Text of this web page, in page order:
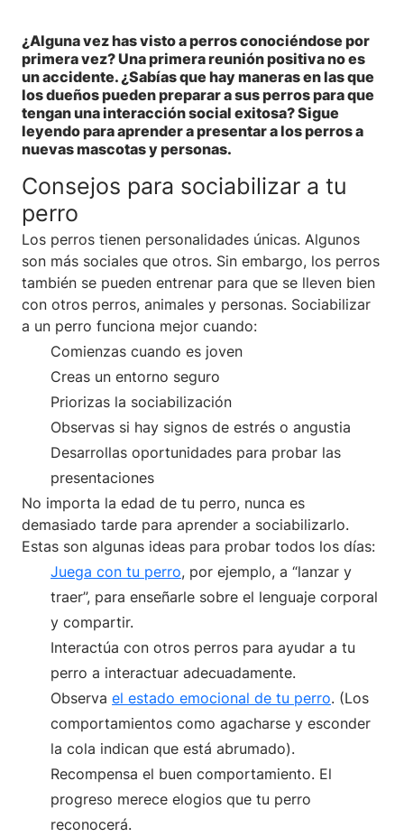
¿Alguna vez has visto a perros conociéndose por
primera vez? Una primera reunión positiva no es
un accidente. ¿Sabías que hay maneras en las que
los dueños pueden preparar a sus perros para que
tengan una interacción social exitosa? Sigue
leyendo para aprender a presentar a los perros a
nuevas mascotas y personas.
Consejos para sociabilizar a tu
perro
Los perros tienen personalidades únicas. Algunos
son más sociales que otros. Sin embargo, los perros
también se pueden entrenar para que se lleven bien
con otros perros, animales y personas. Sociabilizar
a un perro funciona mejor cuando:
Comienzas cuando es joven
Creas un entorno seguro
Priorizas la sociabilización
Observas si hay signos de estrés o angustia
Desarrollas oportunidades para probar las
presentaciones
No importa la edad de tu perro, nunca es
demasiado tarde para aprender a sociabilizarlo.
Estas son algunas ideas para probar todos los días:
Juega con tu perro, por ejemplo, a “lanzar y
traer”, para enseñarle sobre el lenguaje corporal
y compartir.
Interactúa con otros perros para ayudar a tu
perro a interactuar adecuadamente.
Observa el estado emocional de tu perro. (Los
comportamientos como agacharse y esconder
la cola indican que está abrumado).
Recompensa el buen comportamiento. El
progreso merece elogios que tu perro
reconocerá.